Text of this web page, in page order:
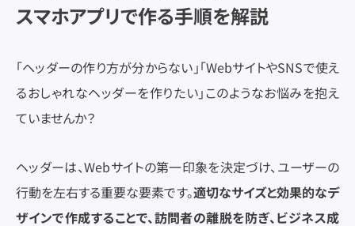
UX/UIデザイン
SEO
UX/UIデザイン
SEO
スマホアプリで作る手順を解説
「ヘッダーの作り方が分からない」「WebサイトやSNSで使え
るおしゃれなヘッダーを作りたい」このようなお悩みを抱え
ていませんか？
ヘッダーは、Webサイトの第一印象を決定づけ、ユーザーの
行動を左右する重要な要素です。適切なサイズと効果的なデ
ザインで作成することで、訪問者の離脱を防ぎ、ビジネス成